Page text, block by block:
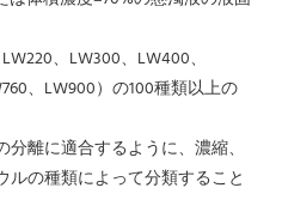
、LW300、LW400、
、LW900）の100種類以上の
離に適合するように、濃縮、
の種類によって分類すること